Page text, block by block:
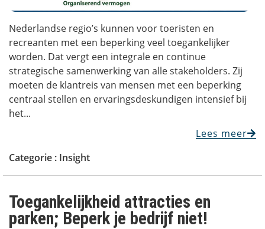
Nederlandse regio’s kunnen voor toeristen en
recreanten met een beperking veel toegankelijker
worden. Dat vergt een integrale en continue
strategische samenwerking van alle stakeholders. Zij
moeten de klantreis van mensen met een beperking
centraal stellen en ervaringsdeskundigen intensief bij
het...
Lees meer
Categorie : Insight
Toegankelijkheid attracties en
parken; Beperk je bedrijf niet!